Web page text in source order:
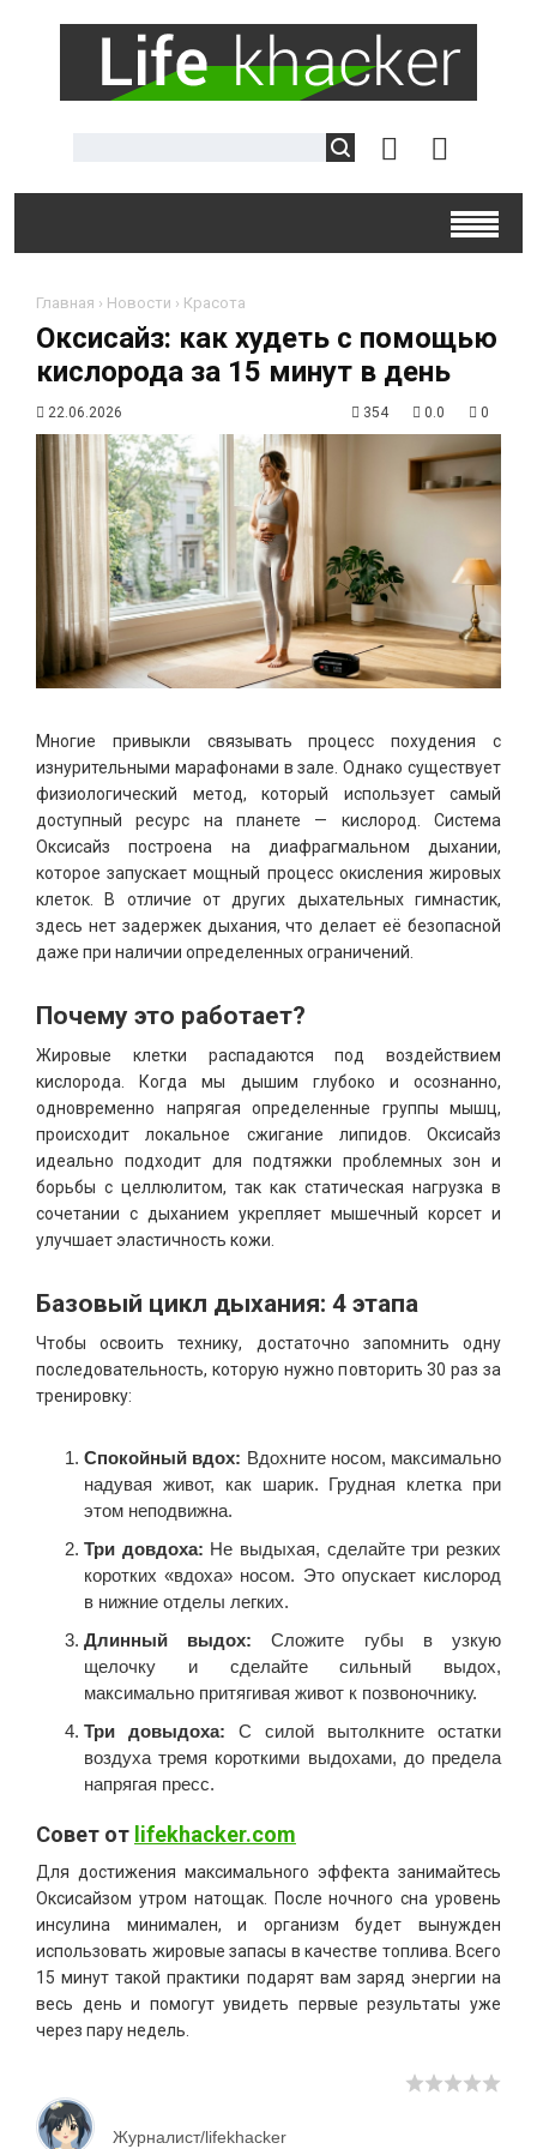
Главная › Новости › Красота
Оксисайз: как худеть с помощью
кислорода за 15 минут в день
22.06.2026 354 0.0 0
Многие привыкли связывать процесс похудения с
изнурительными марафонами в зале. Однако существует
физиологический метод, который использует самый
доступный ресурс на планете — кислород. Система
Оксисайз построена на диафрагмальном дыхании,
которое запускает мощный процесс окисления жировых
клеток. В отличие от других дыхательных гимнастик,
здесь нет задержек дыхания, что делает её безопасной
даже при наличии определенных ограничений.
Почему это работает?
Жировые клетки распадаются под воздействием
кислорода. Когда мы дышим глубоко и осознанно,
одновременно напрягая определенные группы мышц,
происходит локальное сжигание липидов. Оксисайз
идеально подходит для подтяжки проблемных зон и
борьбы с целлюлитом, так как статическая нагрузка в
сочетании с дыханием укрепляет мышечный корсет и
улучшает эластичность кожи.
Базовый цикл дыхания: 4 этапа
Чтобы освоить технику, достаточно запомнить одну
последовательность, которую нужно повторить 30 раз за
тренировку:
Спокойный вдох: Вдохните носом, максимально
надувая живот, как шарик. Грудная клетка при
этом неподвижна.
Три довдоха: Не выдыхая, сделайте три резких
коротких «вдоха» носом. Это опускает кислород
в нижние отделы легких.
Длинный выдох: Сложите губы в узкую
щелочку и сделайте сильный выдох,
максимально притягивая живот к позвоночнику.
Три довыдоха: С силой вытолкните остатки
воздуха тремя короткими выдохами, до предела
напрягая пресс.
Совет от lifekhacker.com
Для достижения максимального эффекта занимайтесь
Оксисайзом утром натощак. После ночного сна уровень
инсулина минимален, и организм будет вынужден
использовать жировые запасы в качестве топлива. Всего
15 минут такой практики подарят вам заряд энергии на
весь день и помогут увидеть первые результаты уже
через пару недель.
Журналист/lifekhacker